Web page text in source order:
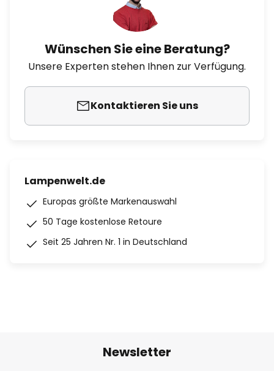
Wünschen Sie eine Beratung?
Unsere Experten stehen Ihnen zur Verfügung.
Kontaktieren Sie uns
Lampenwelt.de
Europas größte Markenauswahl
50 Tage kostenlose Retoure
Seit 25 Jahren Nr. 1 in Deutschland
Newsletter